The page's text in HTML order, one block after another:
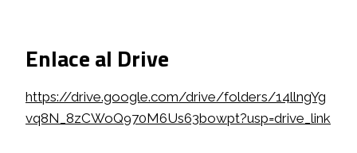
Enlace al Drive
https://drive.google.com/drive/folders/14llngYg
vq8N_8zCWoQ970M6Us63bowpt?usp=drive_link